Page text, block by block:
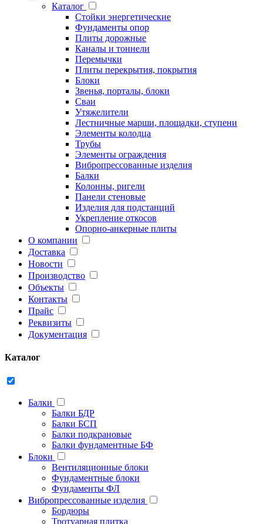
Каталог
Стойки энергетические
Фундаменты опор
Плиты дорожные
Каналы и тоннели
Перемычки
Плиты перекрытия, покрытия
Блоки
Звенья, порталы, блоки
Сваи
Утяжелители
Лестничные марши, площадки, ступени
Элементы колодца
Трубы
Элементы ограждения
Вибропрессованные изделия
Балки
Колонны, ригели
Панели стеновые
Изделия для подстанций
Укрепление откосов
Опорно-анкерные плиты
О компании
Доставка
Новости
Производство
Объекты
Контакты
Прайс
Реквизиты
Документация
Каталог
Балки
Балки БДР
Балки БСП
Балки подкрановые
Балки фундаментные БФ
Блоки
Вентиляционные блоки
Фундаментные блоки
Фундаменты ФЛ
Вибропрессованные изделия
Бордюры
Тротуарная плитка